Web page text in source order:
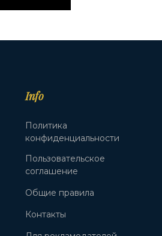
Info
Политика
конфиденциальности
Пользовательское
соглашение
Общие правила
Контакты